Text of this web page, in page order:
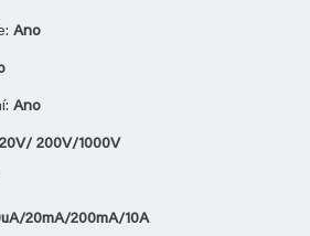
Ano
Ano
200V/1000V
20mA/200mA/10A